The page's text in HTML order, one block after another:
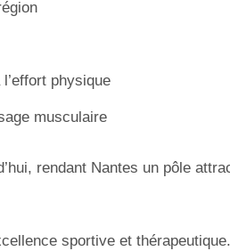
physique
musculaire
rendant Nantes un pôle
sportive et thérapeutique.